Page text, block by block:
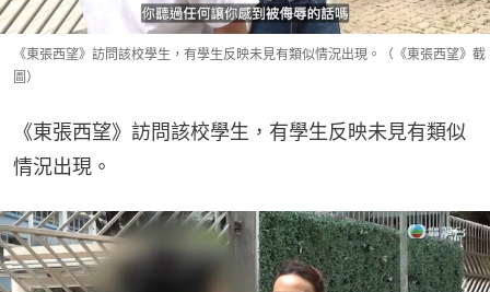
《東張西望》訪問該校學生，有學生反映未見有類似情況出現。（《東張西望》截
圖）
《東張西望》訪問該校學生，有學生反映未見有類似
情況出現。